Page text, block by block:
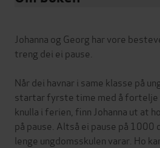
Johanna og Georg har vore
treng dei ei pause.
Når dei havnar i same klasse på
startar fyrste time med å fortelje
knulla i ferien, finn Johanna ut at
på pause. Altså ei pause på 1000
lenge ungdomsskulen varar. Ho